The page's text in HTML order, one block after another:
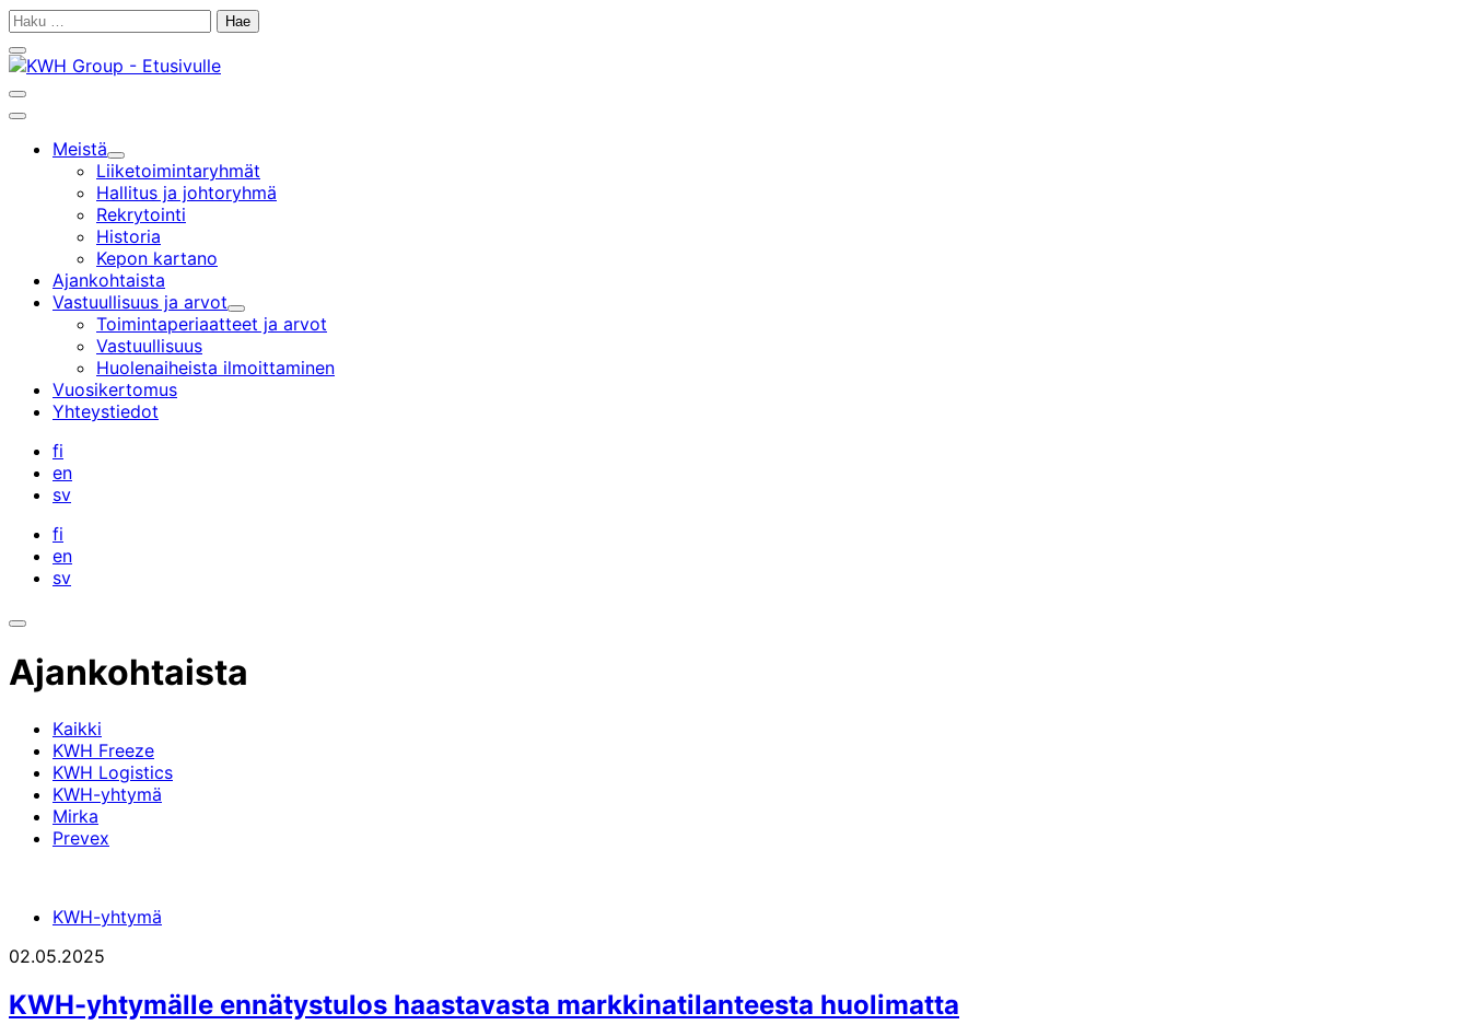
Siirry
Haku:
Sulje
hakupalkki
Avaa
hakupalkki
Päävalikko
Meistä
Alavalikko
Liiketoiminta­ryhmät
Hallitus ja johtoryhmä
Rekrytointi
Historia
Kepon kartano
Ajankohtaista
Vastuullisuus ja arvot
Alavalikko
Toimintaperiaatteet ja arvot
Vastuullisuus
Huolenaiheista ilmoittaminen
Vuosikertomus
Yhteystiedot
fi
en
sv
fi
en
sv
Avaa
Ajankohtaista
Kaikki
KWH Freeze
KWH Logistics
KWH-yhtymä
Mirka
Prevex
KWH-yhtymä
02.05.2025
KWH-yhtymälle ennätystulos haastavasta markkinatilanteesta huolimatta